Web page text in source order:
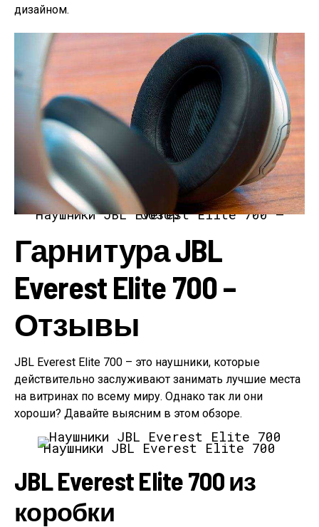
дизайном.
Наушники JBL Everest Elite 700 – Обзор
Гарнитура JBL
Everest Elite 700 –
Отзывы
JBL Everest Elite 700 – это наушники, которые
действительно заслуживают занимать лучшие места
на витринах по всему миру. Однако так ли они
хороши? Давайте выясним в этом обзоре.
Наушники JBL Everest Elite 700
JBL Everest Elite 700 из
коробки